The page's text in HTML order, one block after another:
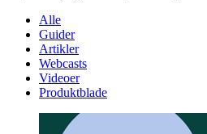
Alle
Guider
Artikler
Webcasts
Videoer
Produktblade